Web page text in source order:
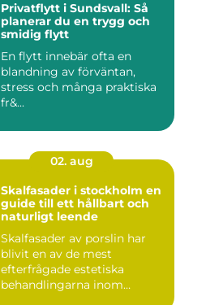
Privatflytt i Sundsvall: Så
planerar du en trygg och
smidig flytt
En flytt innebär ofta en
blandning av förväntan,
stress och många praktiska
fr&...
02. aug
Skalfasader i stockholm en
guide till ett hållbart och
naturligt leende
Skalfasader av porslin har
blivit en av de mest
efterfrågade estetiska
behandlingarna inom